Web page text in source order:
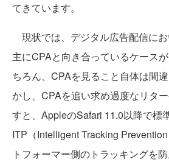
てきています。
現状では、デジタル広告配信に
主にCPAと向き合っているケース
ちろん、CPAを見ること自体は間
かし、CPAを追い求め過度なリタ
すと、AppleのSafari 11.0以降で標
ITP（Intelligent Tracking
トフォーマー側のトラッキングを